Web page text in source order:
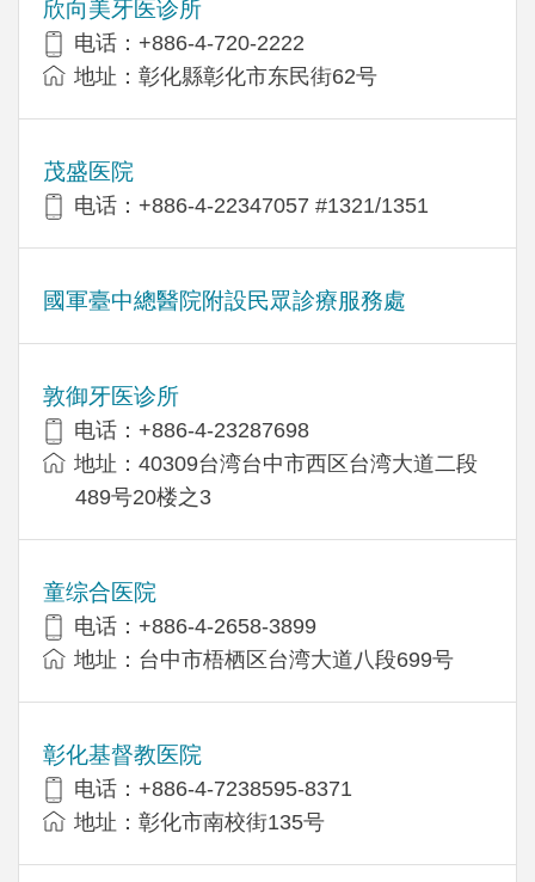
欣向美牙医诊所
电话：+886-4-720-2222
地址：彰化縣彰化市东民街62号
茂盛医院
电话：+886-4-22347057 #1321/1351
國軍臺中總醫院附設民眾診療服務處
敦御牙医诊所
电话：+886-4-23287698
地址：40309台湾台中市西区台湾大道二段
489号20楼之3
童综合医院
电话：+886-4-2658-3899
地址：台中市梧栖区台湾大道八段699号
彰化基督教医院
电话：+886-4-7238595-8371
地址：彰化市南校街135号